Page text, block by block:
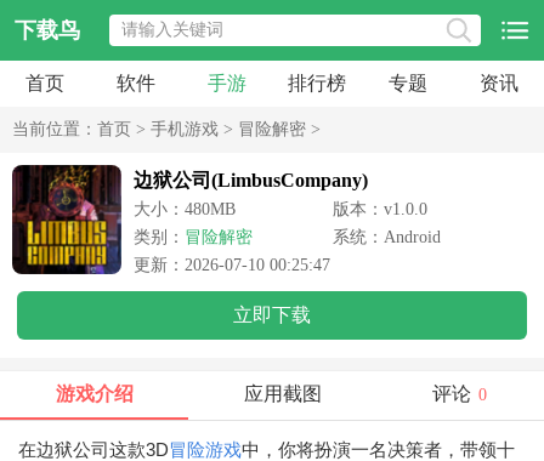
下载鸟
首页 软件 手游 排行榜 专题 资讯
当前位置： 首页 > 手机游戏 > 冒险解密 >
边狱公司(LimbusCompany)
大小：480MB
版本：v1.0.0
类别： 冒险解密
系统：Android
更新：2026-07-10 00:25:47
立即下载
游戏介绍 应用截图 评论 0
在边狱公司这款3D冒险游戏中，你将扮演一名决策者，带领十